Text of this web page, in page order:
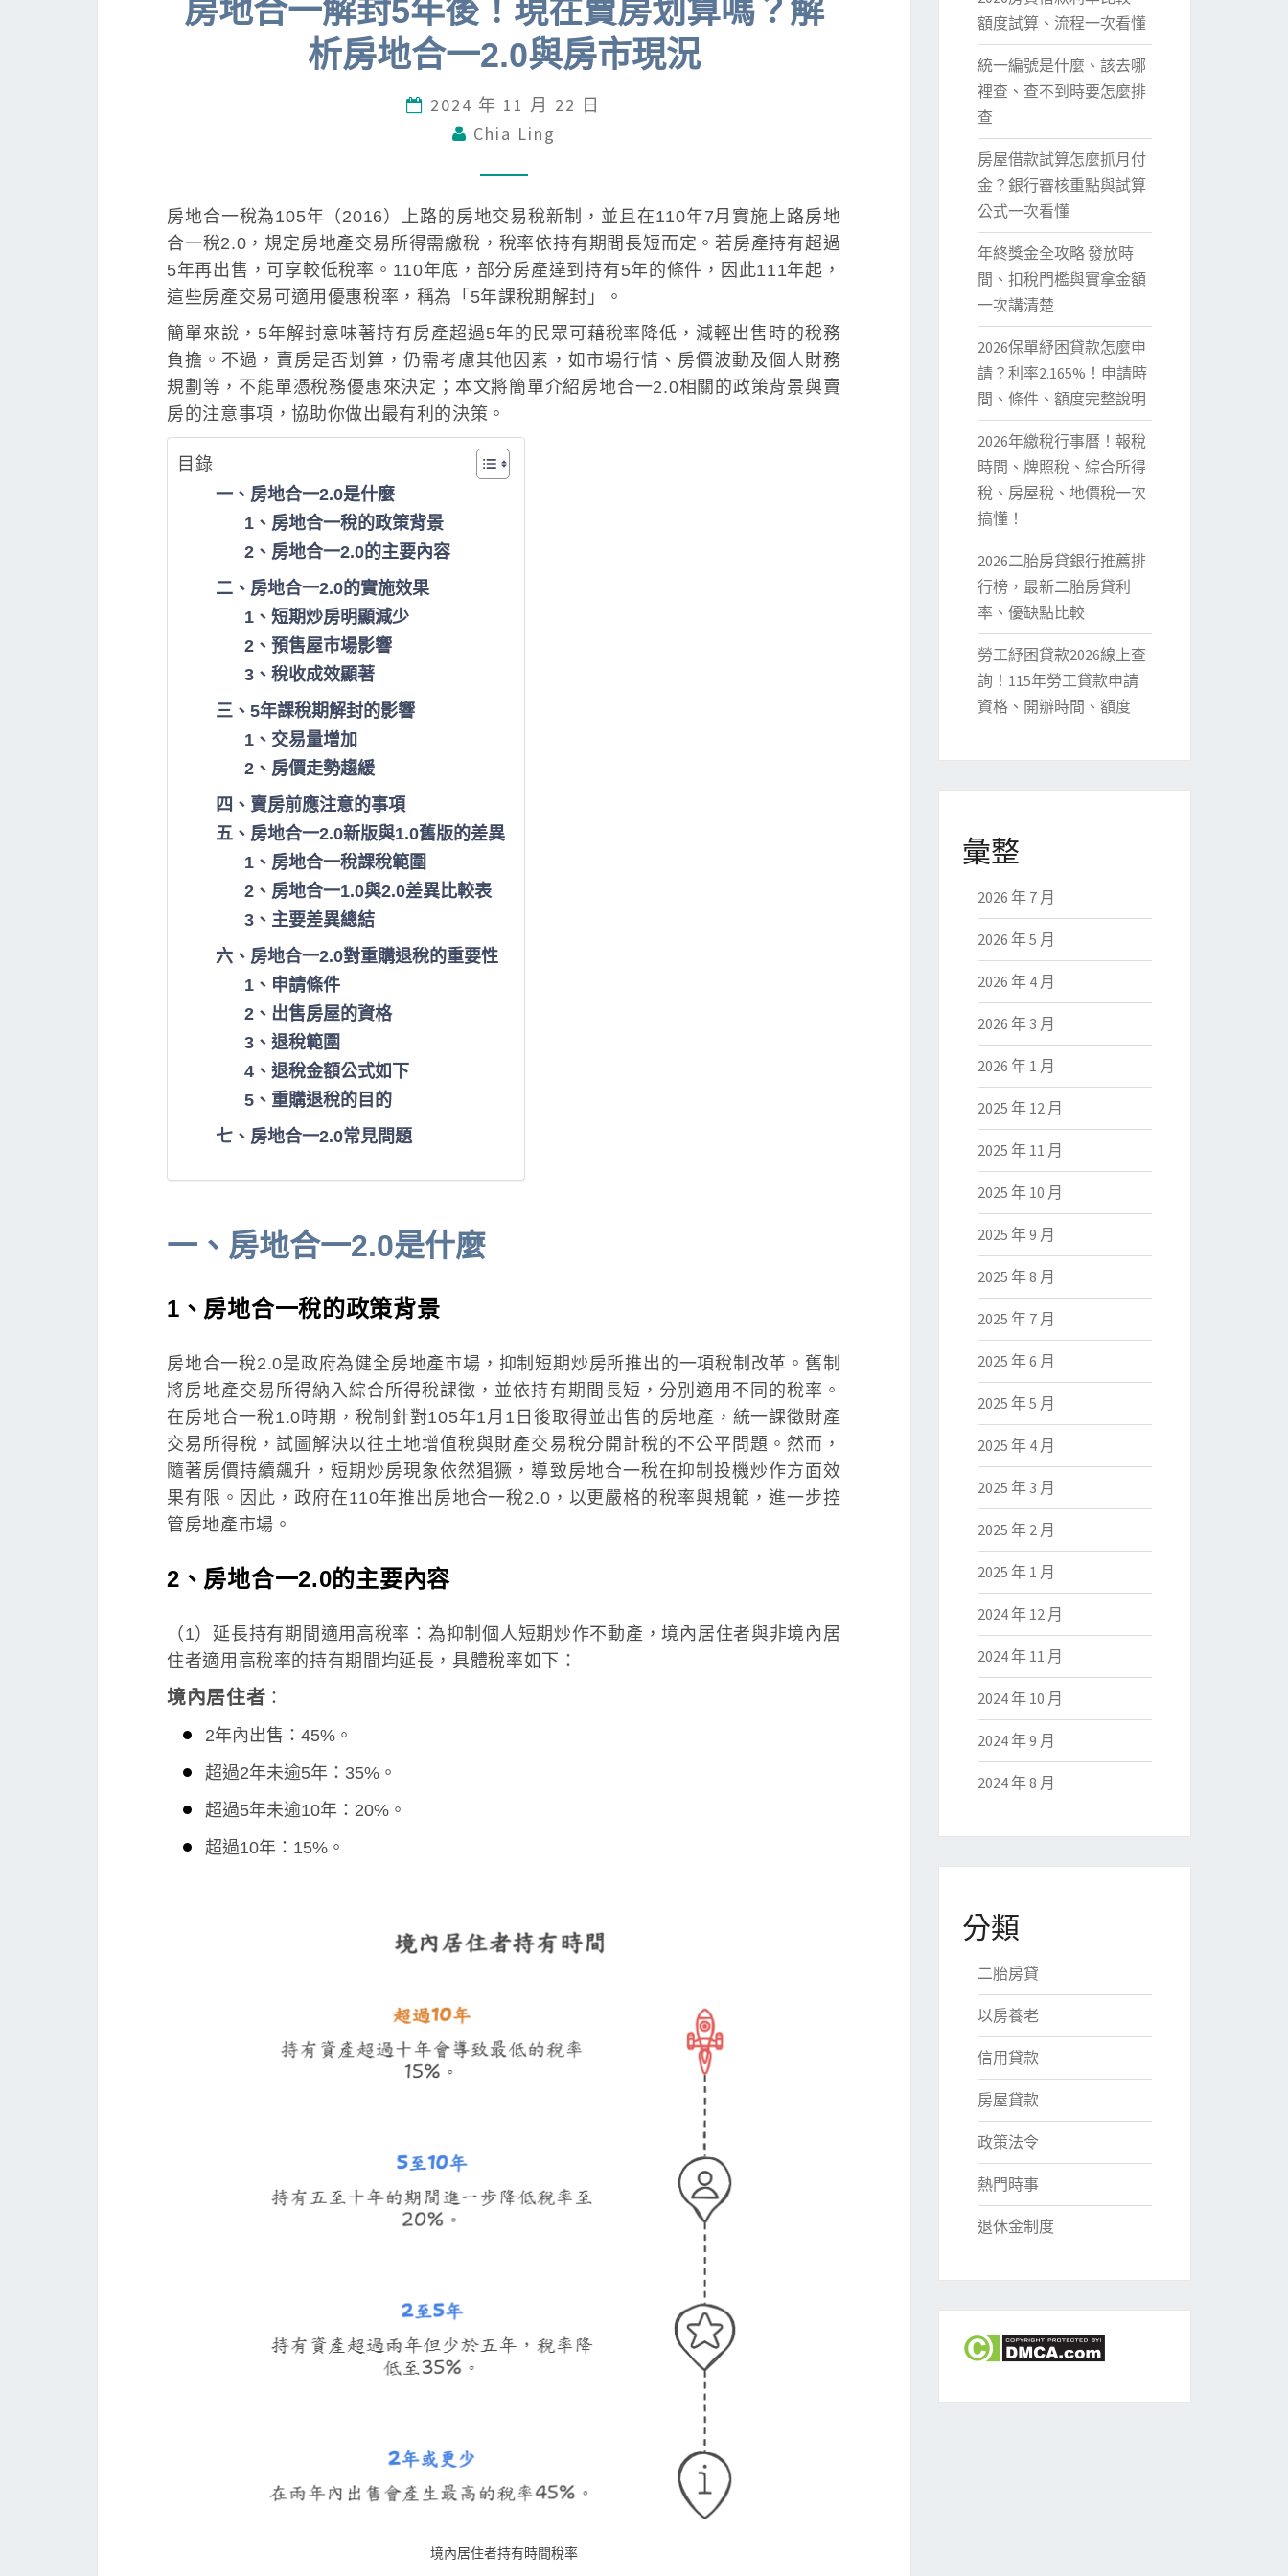
地
合
一
解
封
後
！
現
在
賣
房
划
嗎
？
現
房地合一解封5年後！現在賣房划算嗎？解
析房地合一2.0與房市現況
2024 年 11 月 22 日
Chia Ling
房地合一稅為105年（2016）上路的房地交易稅新制，並且在110年7月實施上路房地
合一稅2.0，規定房地產交易所得需繳稅，稅率依持有期間長短而定。若房產持有超過
5年再出售，可享較低稅率。110年底，部分房產達到持有5年的條件，因此111年起，
這些房產交易可適用優惠稅率，稱為「5年課稅期解封」。
簡單來說，5年解封意味著持有房產超過5年的民眾可藉稅率降低，減輕出售時的稅務
負擔。不過，賣房是否划算，仍需考慮其他因素，如市場行情、房價波動及個人財務
規劃等，不能單憑稅務優惠來決定；本文將簡單介紹房地合一2.0相關的政策背景與賣
房的注意事項，協助你做出最有利的決策。
目錄
一、房地合一2.0是什麼
1、房地合一稅的政策背景
2、房地合一2.0的主要內容
二、房地合一2.0的實施效果
1、短期炒房明顯減少
2、預售屋市場影響
3、稅收成效顯著
三、5年課稅期解封的影響
1、交易量增加
2、房價走勢趨緩
四、賣房前應注意的事項
五、房地合一2.0新版與1.0舊版的差異
1、房地合一稅課稅範圍
2、房地合一1.0與2.0差異比較表
3、主要差異總結
六、房地合一2.0對重購退稅的重要性
1、申請條件
2、出售房屋的資格
3、退稅範圍
4、退稅金額公式如下
5、重購退稅的目的
七、房地合一2.0常見問題
一、房地合一2.0是什麼
1、房地合一稅的政策背景
房地合一稅2.0是政府為健全房地產市場，抑制短期炒房所推出的一項稅制改革。舊制
將房地產交易所得納入綜合所得稅課徵，並依持有期間長短，分別適用不同的稅率。
在房地合一稅1.0時期，稅制針對105年1月1日後取得並出售的房地產，統一課徵財產
交易所得稅，試圖解決以往土地增值稅與財產交易稅分開計稅的不公平問題。然而，
隨著房價持續飆升，短期炒房現象依然猖獗，導致房地合一稅在抑制投機炒作方面效
果有限。因此，政府在110年推出房地合一稅2.0，以更嚴格的稅率與規範，進一步控
管房地產市場。
2、房地合一2.0的主要內容
（1）延長持有期間適用高稅率：為抑制個人短期炒作不動產，境內居住者與非境內居
住者適用高稅率的持有期間均延長，具體稅率如下：
境內居住者 ：
2年內出售：45%。
超過2年未逾5年：35%。
超過5年未逾10年：20%。
超過10年：15%。
境內居住者持有時間稅率
額度試算、流程一次看懂
統一編號是什麼、該去哪
裡查、查不到時要怎麼排
查
房屋借款試算怎麼抓月付
金？銀行審核重點與試算
公式一次看懂
年終獎金全攻略 發放時
間、扣稅門檻與實拿金額
一次講清楚
2026保單紓困貸款怎麼申
請？利率2.165%！申請時
間、條件、額度完整說明
2026年繳稅行事曆！報稅
時間、牌照稅、綜合所得
稅、房屋稅、地價稅一次
搞懂！
2026二胎房貸銀行推薦排
行榜，最新二胎房貸利
率、優缺點比較
勞工紓困貸款2026線上查
詢！115年勞工貸款申請
資格、開辦時間、額度
彙整
2026 年 7 月
2026 年 5 月
2026 年 4 月
2026 年 3 月
2026 年 1 月
2025 年 12 月
2025 年 11 月
2025 年 10 月
2025 年 9 月
2025 年 8 月
2025 年 7 月
2025 年 6 月
2025 年 5 月
2025 年 4 月
2025 年 3 月
2025 年 2 月
2025 年 1 月
2024 年 12 月
2024 年 11 月
2024 年 10 月
2024 年 9 月
2024 年 8 月
分類
二胎房貸
以房養老
信用貸款
房屋貸款
政策法令
熱門時事
退休金制度